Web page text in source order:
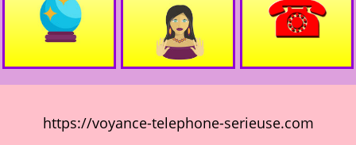
https://voyance-telephone-serieuse.com